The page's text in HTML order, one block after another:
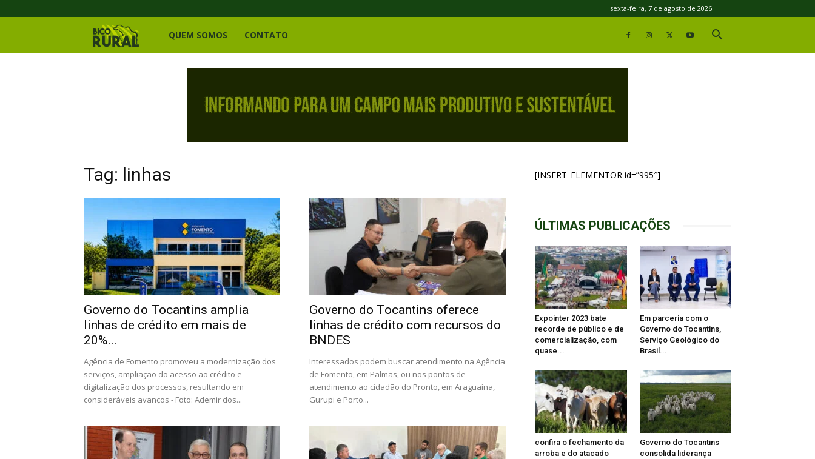
sexta-feira, 7 de agosto de 2026
Bico
QUEM SOMOS CONTATO
Tag: linhas
Governo do Tocantins amplia
linhas de crédito em mais de
20%...
Agência de Fomento promoveu a modernização dos
serviços, ampliação do acesso ao crédito e
digitalização dos processos, resultando em
consideráveis avanços - Foto: Ademir dos...
Governo do Tocantins oferece
linhas de crédito com recursos do
BNDES
Interessados podem buscar atendimento na Agência
de Fomento, em Palmas, ou nos pontos de
atendimento ao cidadão do Pronto, em Araguaína,
Gurupi e Porto...
[INSERT_ELEMENTOR id=”995″]
ÚLTIMAS PUBLICAÇÕES
Expointer 2023 bate
recorde de público e de
comercialização, com
quase...
Em parceria com o
Governo do Tocantins,
Serviço Geológico do
Brasil...
confira o fechamento da
arroba e do atacado
Governo do Tocantins
consolida liderança